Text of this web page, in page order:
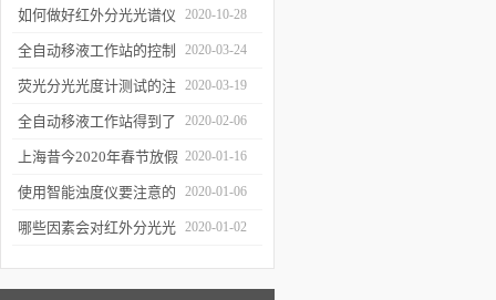
二届上海沪助科研圈发展
年会
如何做好红外分光光谱仪
的防潮工作
2020-10-28
全自动移液工作站的控制
软件有哪些特点
2020-03-24
荧光分光光度计测试的注
意事项有哪些
2020-03-19
全自动移液工作站得到了
广泛的应用
2020-02-06
上海昔今2020年春节放假
通知
2020-01-16
使用智能浊度仪要注意的
几个要点
2020-01-06
哪些因素会对红外分光光 2020-01-02